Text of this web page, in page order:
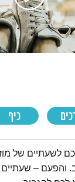
כיף
לשעתיים של
והפעם – שעתיים